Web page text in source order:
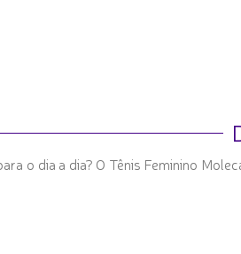
o dia a dia? O Tênis Feminino